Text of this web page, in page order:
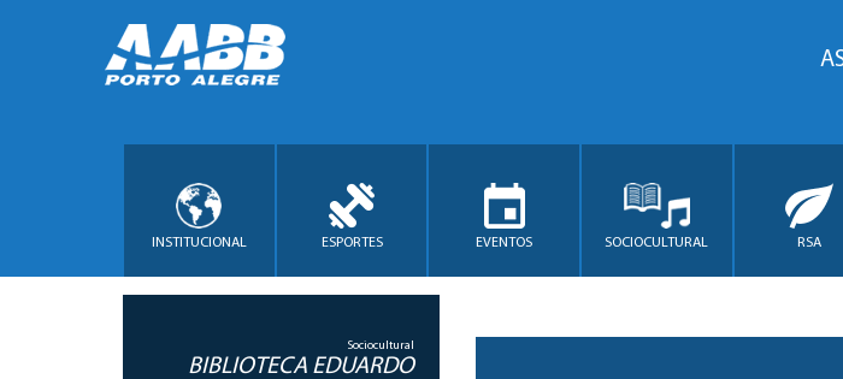
INSTITUCIONAL ESPORTES EVENTOS SOCIOCULTURAL RSA
Sociocultural
BIBLIOTECA EDUARDO